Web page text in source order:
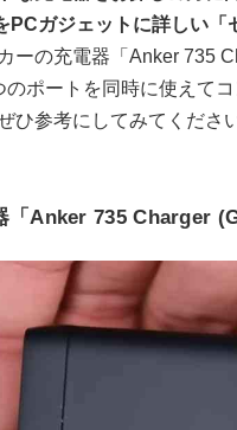
PCガジェットに詳しい
ーの充電器「Anker 735
のポートを同時に使えて
ひ参考にしてみてくださ
「Anker 735 Charger